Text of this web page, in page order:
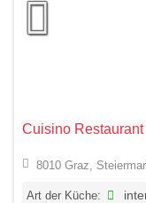
Cuisino
8010 Graz,
Art der Küche: